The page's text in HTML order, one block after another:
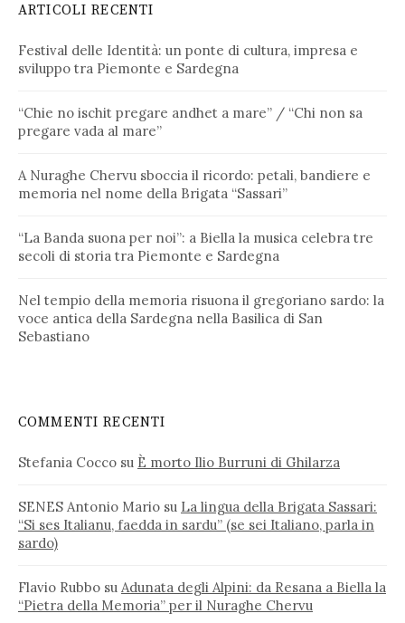
ARTICOLI RECENTI
Festival delle Identità: un ponte di cultura, impresa e
sviluppo tra Piemonte e Sardegna
“Chie no ischit pregare andhet a mare” / “Chi non sa
pregare vada al mare”
A Nuraghe Chervu sboccia il ricordo: petali, bandiere e
memoria nel nome della Brigata “Sassari”
“La Banda suona per noi”: a Biella la musica celebra tre
secoli di storia tra Piemonte e Sardegna
Nel tempio della memoria risuona il gregoriano sardo: la
voce antica della Sardegna nella Basilica di San
Sebastiano
COMMENTI RECENTI
Stefania Cocco su È morto Ilio Burruni di Ghilarza
SENES Antonio Mario su La lingua della Brigata Sassari:
“Si ses Italianu, faedda in sardu” (se sei Italiano, parla in
sardo)
Flavio Rubbo su Adunata degli Alpini: da Resana a Biella la
“Pietra della Memoria” per il Nuraghe Chervu